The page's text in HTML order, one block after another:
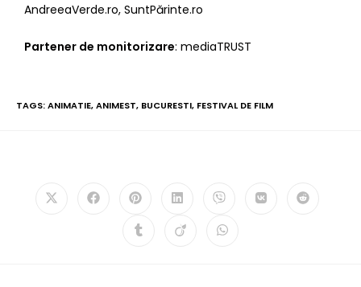
AndreeaVerde.ro, SuntPărinte.ro
Partener de monitorizare: mediaTRUST
TAGS:ANIMATIE,ANIMEST, BUCURESTI, FESTIVAL DE FILM